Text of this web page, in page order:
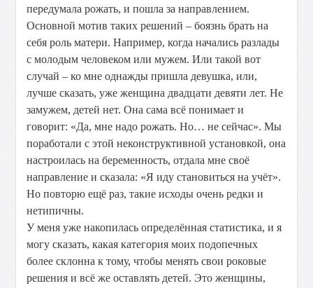
передумала рожать, и пошла за направлением.
Основной мотив таких решений – боязнь брать на
себя роль матери. Например, когда начались разлады
с молодым человеком или мужем. Или такой вот
случай – ко мне однажды пришла девушка, или,
лучше сказать, уже женщина двадцати девяти лет. Не
замужем, детей нет. Она сама всё понимает и
говорит: «Да, мне надо рожать. Но… не сейчас». Мы
поработали с этой неконструктивной установкой, она
настроилась на беременность, отдала мне своё
направление и сказала: «Я иду становиться на учёт».
Но повторю ещё раз, такие исходы очень редки и
нетипичны.
У меня уже накопилась определённая статистика, и я
могу сказать, какая категория моих подопечных
более склонна к тому, чтобы менять свои роковые
решения и всё же оставлять детей. Это женщины,